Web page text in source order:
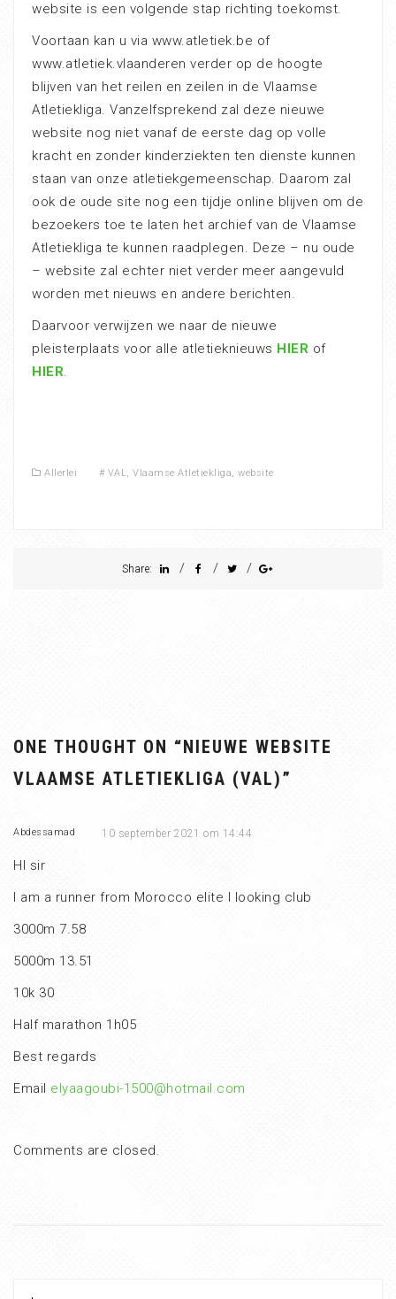
website is een volgende stap richting toekomst.
Voortaan kan u via www.atletiek.be of
www.atletiek.vlaanderen verder op de hoogte
blijven van het reilen en zeilen in de Vlaamse
Atletiekliga. Vanzelfsprekend zal deze nieuwe
website nog niet vanaf de eerste dag op volle
kracht en zonder kinderziekten ten dienste kunnen
staan van onze atletiekgemeenschap. Daarom zal
ook de oude site nog een tijdje online blijven om de
bezoekers toe te laten het archief van de Vlaamse
Atletiekliga te kunnen raadplegen. Deze – nu oude
– website zal echter niet verder meer aangevuld
worden met nieuws en andere berichten.
Daarvoor verwijzen we naar de nieuwe
pleisterplaats voor alle atletieknieuws HIER of
HIER.
Allerlei # VAL, Vlaamse Atletiekliga, website
Share: / / /
ONE THOUGHT ON “NIEUWE WEBSITE
VLAAMSE ATLETIEKLIGA (VAL)”
Abdessamad 10 september 2021 om 14:44
HI sir
I am a runner from Morocco elite I looking club
3000m 7.58
5000m 13.51
10k 30
Half marathon 1h05
Best regards
Email elyaagoubi-1500@hotmail.com
Comments are closed.